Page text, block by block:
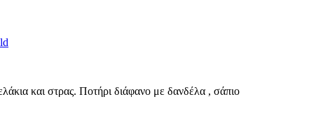
και στρας. Ποτήρι διάφανο με δανδέλα , σάπιο